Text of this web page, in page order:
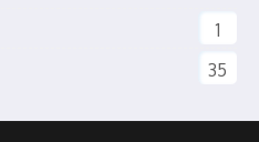
1
35